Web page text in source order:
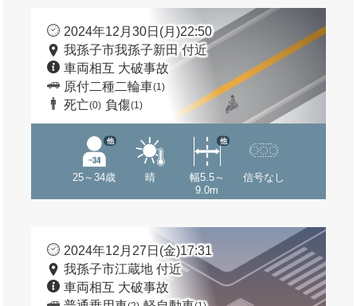
2024年12月30日(月)22:50
我孫子市我孫子新田 付近
車両相互 大破事故
原付二種二輪車(1)
死亡(0) 負傷(1)
25～34歳
他
晴
幅5.5～
9.0m
他
信号なし
2024年12月27日(金)17:31
我孫子市江蔵地 付近
車両相互 大破事故